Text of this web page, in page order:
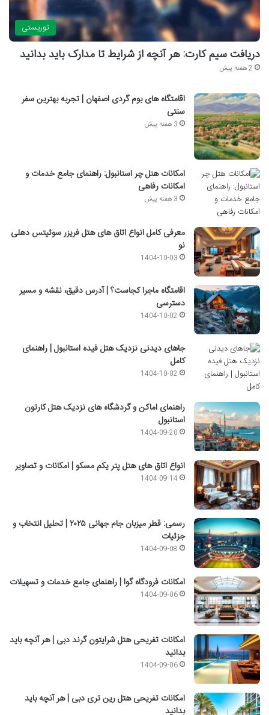
توریستی
دریافت سیم کارت: هر آنچه از شرایط تا مدارک باید بدانید
2 هفته پیش
اقامتگاه های بوم گردی اصفهان | تجربه بهترین سفر
سنتی
3 هفته پیش
امکانات هتل چر استانبول: راهنمای جامع خدمات و
امکانات رفاهی
3 هفته پیش
معرفی کامل انواع اتاق های هتل فریزر سوئیتس دهلی
نو
1404-10-03
اقامتگاه ماجرا کجاست؟ | آدرس دقیق، نقشه و مسیر
دسترسی
1404-10-02
جاهای دیدنی نزدیک هتل فیده استانبول | راهنمای
کامل
1404-10-02
راهنمای اماکن و گردشگاه های نزدیک هتل کارتون
استانبول
1404-09-20
انواع اتاق های هتل پتر یکم مسکو | امکانات و تصاویر
1404-09-14
رسمی: قطر میزبان جام جهانی ۲۰۲۵ | تحلیل انتخاب و
جزئیات
1404-09-08
امکانات فرودگاه گوا | راهنمای جامع خدمات و تسهیلات
1404-09-06
امکانات تفریحی هتل شرایتون گرند دبی | هر آنچه باید
بدانید
1404-09-06
امکانات تفریحی هتل رین تری دبی | هر آنچه باید
بدانید